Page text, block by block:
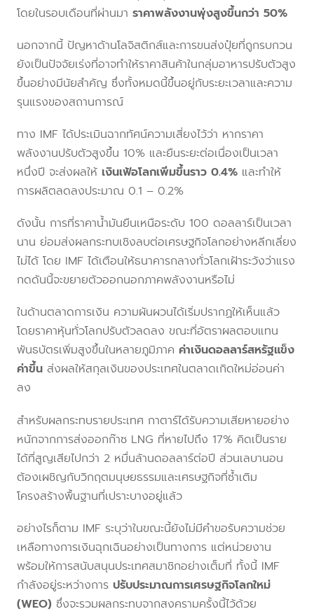
โดยในรอบเดือนที่ผ่านมา ราคาพลังงานพุ่งสูงขึ้นกว่า 50%
นอกจากนี้ ปัญหาด้านโลจิสติกส์และการขนส่งปุ๋ยที่ถูกรบกวน
ยังเป็นปัจจัยเร่งที่อาจทำให้ราคาสินค้าในกลุ่มอาหารปรับตัวสูง
ขึ้นอย่างมีนัยสำคัญ ซึ่งทั้งหมดนี้ขึ้นอยู่กับระยะเวลาและความ
รุนแรงของสถานการณ์
ทาง IMF ได้ประเมินฉากทัศน์ความเสี่ยงไว้ว่า หากราคา
พลังงานปรับตัวสูงขึ้น 10% และยืนระยะต่อเนื่องเป็นเวลา
หนึ่งปี จะส่งผลให้ เงินเฟ้อโลกเพิ่มขึ้นราว 0.4% และทำให้
การผลิตลดลงประมาณ 0.1 – 0.2%
ดังนั้น การที่ราคาน้ำมันยืนเหนือระดับ 100 ดอลลาร์เป็นเวลา
นาน ย่อมส่งผลกระทบเชิงลบต่อเศรษฐกิจโลกอย่างหลีกเลี่ยง
ไม่ได้ โดย IMF ได้เตือนให้ธนาคารกลางทั่วโลกเฝ้าระวังว่าแรง
กดดันนี้จะขยายตัวออกนอกภาคพลังงานหรือไม่
ในด้านตลาดการเงิน ความผันผวนได้เริ่มปรากฏให้เห็นแล้ว
โดยราคาหุ้นทั่วโลกปรับตัวลดลง ขณะที่อัตราผลตอบแทน
พันธบัตรเพิ่มสูงขึ้นในหลายภูมิภาค ค่าเงินดอลลาร์สหรัฐแข็ง
ค่าขึ้น ส่งผลให้สกุลเงินของประเทศในตลาดเกิดใหม่อ่อนค่า
ลง
สำหรับผลกระทบรายประเทศ กาตาร์ได้รับความเสียหายอย่าง
หนักจากการส่งออกก๊าซ LNG ที่หายไปถึง 17% คิดเป็นราย
ได้ที่สูญเสียไปกว่า 2 หมื่นล้านดอลลาร์ต่อปี ส่วนเลบานอน
ต้องเผชิญกับวิกฤตมนุษยธรรมและเศรษฐกิจที่ซ้ำเติม
โครงสร้างพื้นฐานที่เปราะบางอยู่แล้ว
อย่างไรก็ตาม IMF ระบุว่าในขณะนี้ยังไม่มีคำขอรับความช่วย
เหลือทางการเงินฉุกเฉินอย่างเป็นทางการ แต่หน่วยงาน
พร้อมให้การสนับสนุนประเทศสมาชิกอย่างเต็มที่ ทั้งนี้ IMF
กำลังอยู่ระหว่างการ ปรับประมาณการเศรษฐกิจโลกใหม่
(WEO) ซึ่งจะรวมผลกระทบจากสงครามครั้งนี้ไว้ด้วย